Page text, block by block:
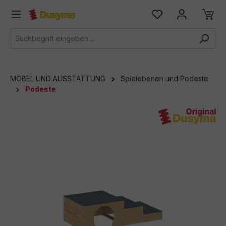
springen
MÖBEL UND AUSSTATTUNG
Spielebenen und Podeste
Podeste